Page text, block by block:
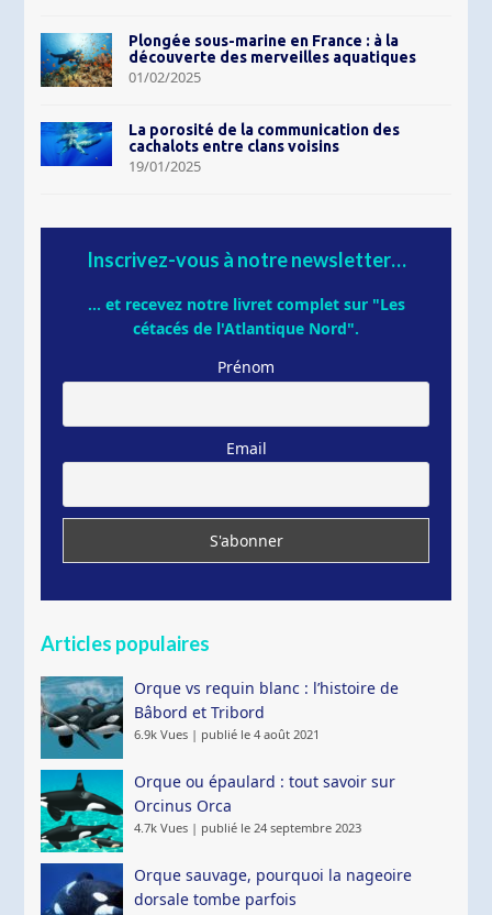
Plongée sous-marine en France : à la
découverte des merveilles aquatiques
01/02/2025
La porosité de la communication des
cachalots entre clans voisins
19/01/2025
Inscrivez-vous à notre newsletter…
... et recevez notre livret complet sur "Les
cétacés de l'Atlantique Nord".
Prénom
Email
Articles populaires
Orque vs requin blanc : l’histoire de
Bâbord et Tribord
6.9k Vues | publié le 4 août 2021
Orque ou épaulard : tout savoir sur
Orcinus Orca
4.7k Vues | publié le 24 septembre 2023
Orque sauvage, pourquoi la nageoire
dorsale tombe parfois